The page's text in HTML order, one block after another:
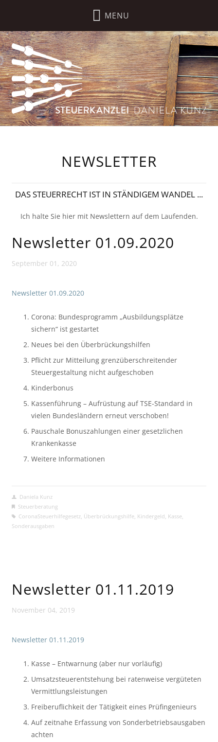
NEWSLETTER
DAS STEUERRECHT IST IN STÄNDIGEM WANDEL ...
Ich halte Sie hier mit Newslettern auf dem Laufenden.
Newsletter 01.09.2020
September 01, 2020
Newsletter 01.09.2020
Corona: Bundesprogramm „Ausbildungsplätze
sichern“ ist gestartet
Neues bei den Überbrückungshilfen
Pflicht zur Mitteilung grenzüberschreitender
Steuergestaltung nicht aufgeschoben
Kinderbonus
Kassenführung – Aufrüstung auf TSE-Standard in
vielen Bundesländern erneut verschoben!
Pauschale Bonuszahlungen einer gesetzlichen
Krankenkasse
Weitere Informationen
Daniela Kunz
Steuerberatung
CoronaSteuerhilfegesetz, Überbrückungshilfe, Kindergeld Kasse,
Sonderausgaben
Newsletter 01.11.2019
November 04, 2019
Newsletter 01.11.2019
Kasse – Entwarnung (aber nur vorläufig)
Umsatzsteuerentstehung bei ratenweise vergüteten
Vermittlungsleistungen
Freiberuflichkeit der Tätigkeit eines Prüfingenieurs
Auf zeitnahe Erfassung von Sonderbetriebsausgaben
achten